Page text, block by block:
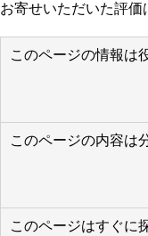
お寄せいただいた評価
このページの情報は
このページの内容は
このページはすぐに